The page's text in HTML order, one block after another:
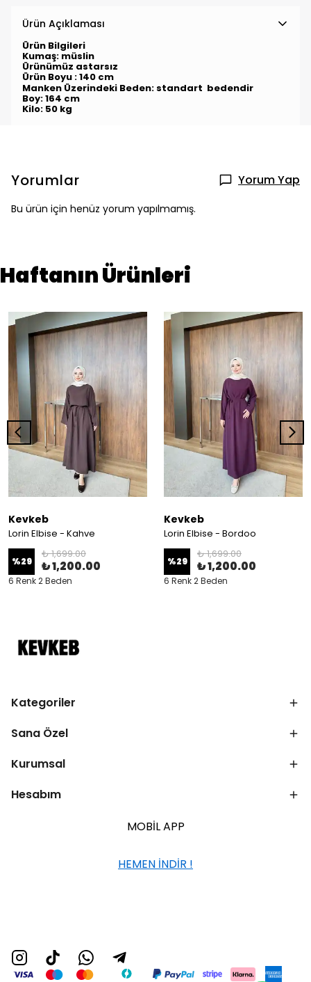
Ürün Açıklaması
Ürün Bilgileri
Kumaş: müslin
Ürünümüz astarsız
Ürün Boyu : 140 cm
Manken Üzerindeki Beden: standart bedendir
Boy: 164 cm
Kilo: 50 kg
Yorumlar Yorum Yap
Bu ürün için henüz yorum yapılmamış.
Haftanın Ürünleri
Kevkeb
Lorin Elbise - Kahve
%29
₺ 1,699.00
₺ 1,200.00
6 Renk 2 Beden
Kevkeb
Lorin Elbise - Bordoo
%29
₺ 1,699.00
₺ 1,200.00
6 Renk 2 Beden
Kategoriler
Sana Özel
Kurumsal
Hesabım
MOBİL APP
HEMEN İNDİR !